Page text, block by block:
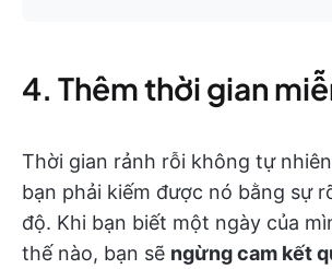
4. Thêm thời gian
Thời gian rảnh rỗi không tự
bạn phải kiếm được nó bằng sự
độ. Khi bạn biết một ngày của
thế nào, bạn sẽ ngừng cam kết